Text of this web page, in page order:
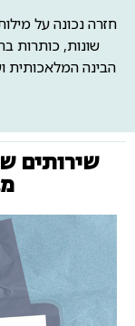
חזרה נכונה על
שונות, כותרות
הבינה המלאכותית
שירותים